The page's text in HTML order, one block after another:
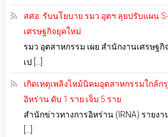
สศอ. รับนโยบาย รมว.อุตฯ ลุยปรับแผน
เศรษฐกิจยุคใหม่
รมว.อุตสาหกรรม เผย สำนักงานเศรษฐ
เป […]
เกิดเหตุเพลิงไหม้นิคมอุตสาหกรรมใกล้ก
อิหร่าน ดับ 1 ราย เจ็บ 5 ราย
สำนักข่าวทางการอิหร่าน (IRNA) รายงา
[…]